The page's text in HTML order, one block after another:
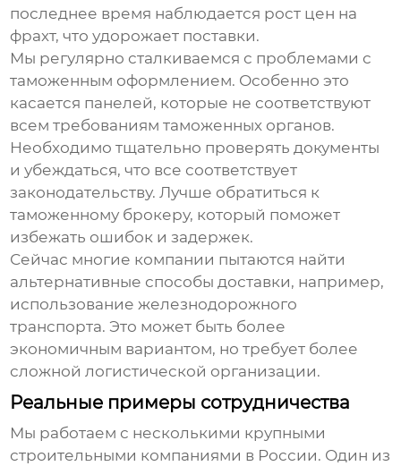
последнее время наблюдается рост цен на
фрахт, что удорожает поставки.
Мы регулярно сталкиваемся с проблемами с
таможенным оформлением. Особенно это
касается панелей, которые не соответствуют
всем требованиям таможенных органов.
Необходимо тщательно проверять документы
и убеждаться, что все соответствует
законодательству. Лучше обратиться к
таможенному брокеру, который поможет
избежать ошибок и задержек.
Сейчас многие компании пытаются найти
альтернативные способы доставки, например,
использование железнодорожного
транспорта. Это может быть более
экономичным вариантом, но требует более
сложной логистической организации.
Реальные примеры сотрудничества
Мы работаем с несколькими крупными
строительными компаниями в России. Один из